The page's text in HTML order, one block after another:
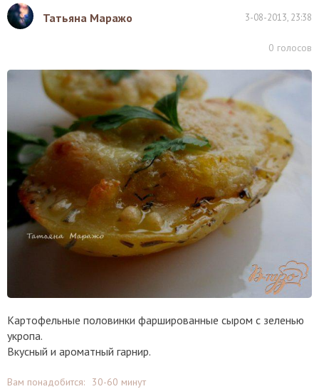
Татьяна Маражо 3-08-2013, 23:38
0 голосов
Картофельные половинки фаршированные сыром с зеленью
укропа.
Вкусный и ароматный гарнир.
Вам понадобится:
30-60 минут